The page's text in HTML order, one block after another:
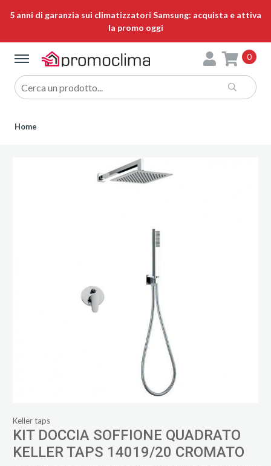
5 anni di garanzia sui climatizzatori Samsung: acquista e attiva
la promo oggi
0
Home
Keller taps
KIT DOCCIA SOFFIONE QUADRATO
KELLER TAPS 14019/20 CROMATO